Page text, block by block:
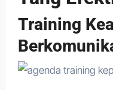
Training